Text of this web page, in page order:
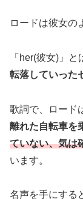
ロードは彼女の
「her(彼女)」と
転落していった
歌詞で、ロード
離れた自転車を
ていない、気は
います。
名声を手にする